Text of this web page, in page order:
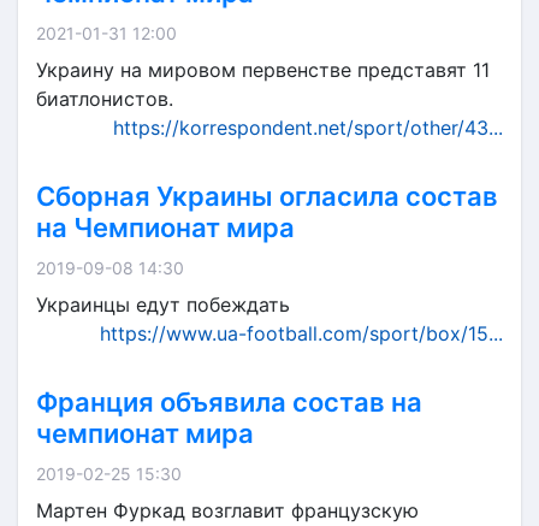
2021-01-31 12:00
Украину на мировом первенстве представят 11
биатлонистов.
https://korrespondent.net/sport/other/43...
Сборная Украины огласила состав
на Чемпионат мира
2019-09-08 14:30
Украинцы едут побеждать
https://www.ua-football.com/sport/box/15...
Франция объявила состав на
чемпионат мира
2019-02-25 15:30
Мартен Фуркад возглавит французскую